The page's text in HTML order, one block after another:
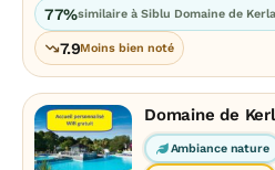
77%similaire à Siblu Domaine de
7.9Moins bien noté
Domaine de
Ambiance nature